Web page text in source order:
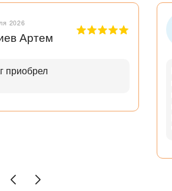
2026
Артем
приобрел